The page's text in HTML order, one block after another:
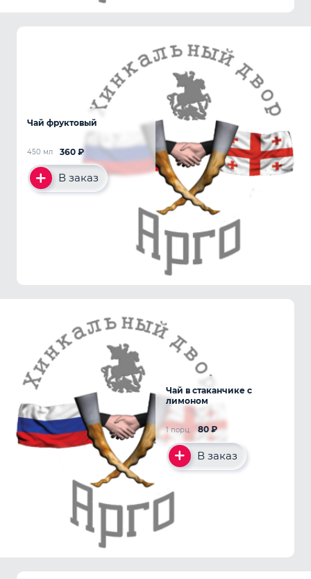
Чай фруктовый
360 ₽
450 мл
В заказ
Чай в стаканчике с
лимоном
80₽
1 порц.
В заказ